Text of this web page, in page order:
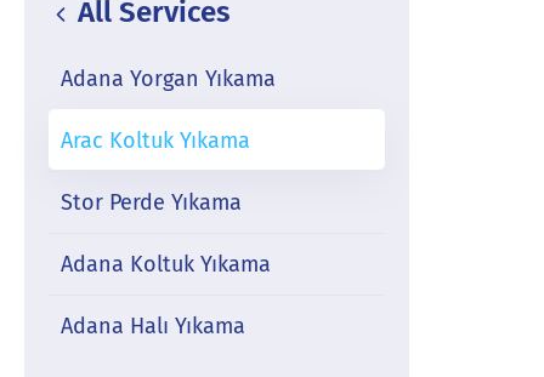
All Services
Adana Yorgan Yıkama
Arac Koltuk Yıkama
Stor Perde Yıkama
Adana Koltuk Yıkama
Adana Halı Yıkama